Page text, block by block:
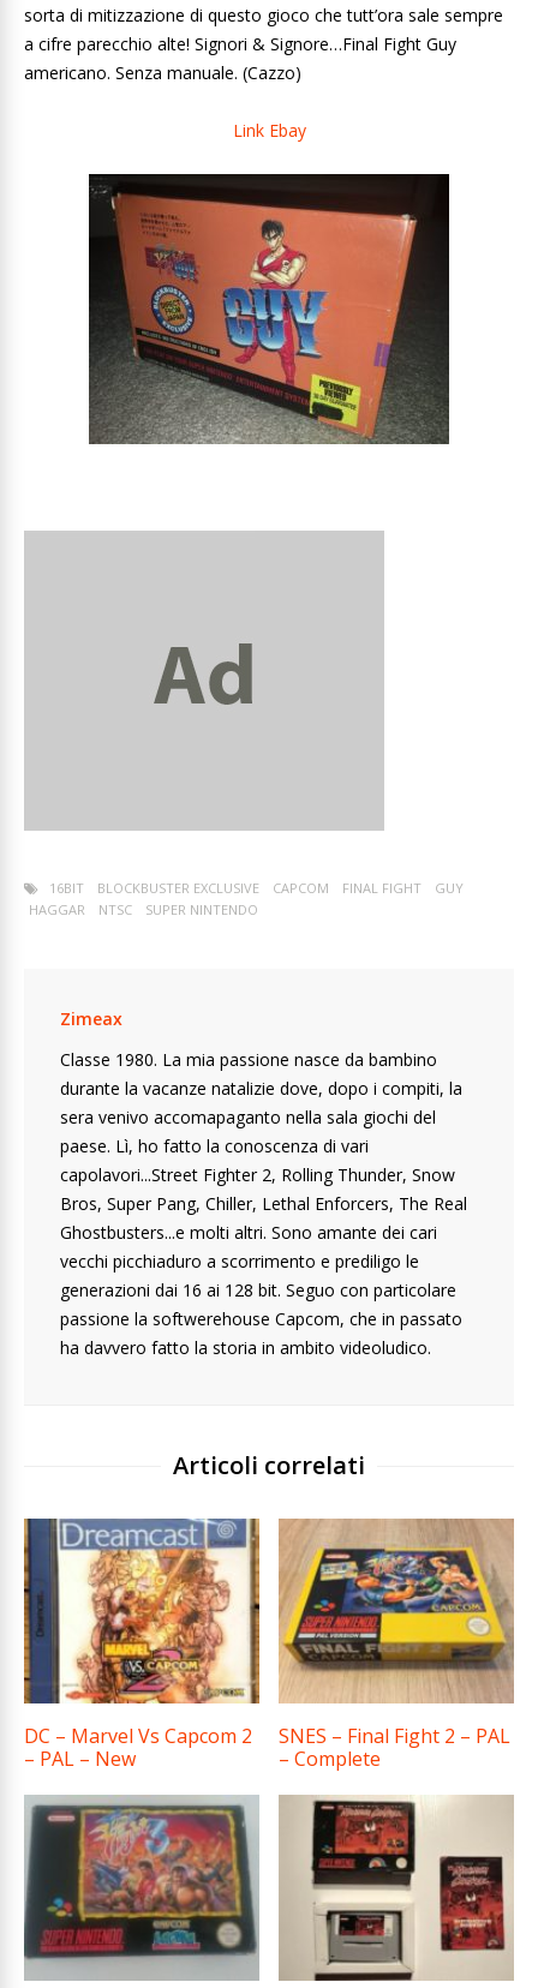
sorta di mitizzazione di questo gioco che tutt’ora sale sempre
a cifre parecchio alte! Signori & Signore…Final Fight Guy
americano. Senza manuale. (Cazzo)
Link Ebay
16BIT BLOCKBUSTER EXCLUSIVE CAPCOM FINAL FIGHT
GUY
HAGGAR
NTSC SUPER NINTENDO
Zimeax
Classe 1980. La mia passione nasce da bambino
durante la vacanze natalizie dove, dopo i compiti, la
sera venivo accomapaganto nella sala giochi del
paese. Lì, ho fatto la conoscenza di vari
capolavori...Street Fighter 2, Rolling Thunder, Snow
Bros, Super Pang, Chiller, Lethal Enforcers, The Real
Ghostbusters...e molti altri. Sono amante dei cari
vecchi picchiaduro a scorrimento e prediligo le
generazioni dai 16 ai 128 bit. Seguo con particolare
passione la softwerehouse Capcom, che in passato
ha davvero fatto la storia in ambito videoludico.
Articoli correlati
DC – Marvel Vs Capcom 2
– PAL – New
SNES – Final Fight 2 – PAL
– Complete